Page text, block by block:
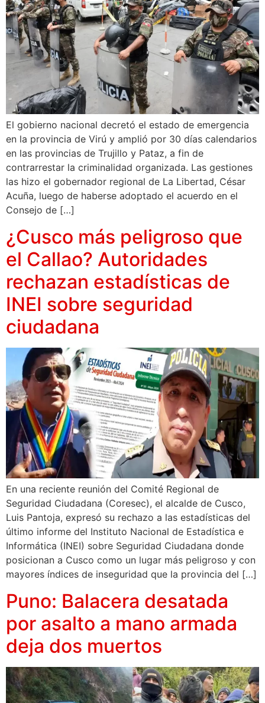
El gobierno nacional decretó el estado de emergencia
en la provincia de Virú y amplió por 30 días calendarios
en las provincias de Trujillo y Pataz, a fin de
contrarrestar la criminalidad organizada. Las gestiones
las hizo el gobernador regional de La Libertad, César
Acuña, luego de haberse adoptado el acuerdo en el
Consejo de […]
¿Cusco más peligroso que
el Callao? Autoridades
rechazan estadísticas de
INEI sobre seguridad
ciudadana
En una reciente reunión del Comité Regional de
Seguridad Ciudadana (Coresec), el alcalde de Cusco,
Luis Pantoja, expresó su rechazo a las estadísticas del
último informe del Instituto Nacional de Estadística e
Informática (INEI) sobre Seguridad Ciudadana donde
posicionan a Cusco como un lugar más peligroso y con
mayores índices de inseguridad que la provincia del […]
Puno: Balacera desatada
por asalto a mano armada
deja dos muertos